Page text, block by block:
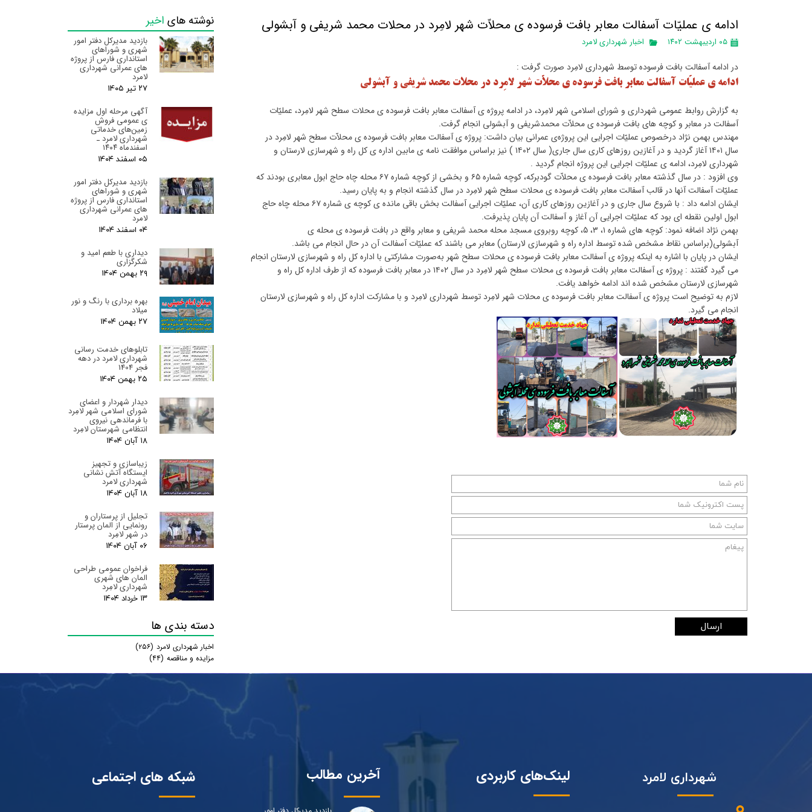
ادامه ی عملیّات آسفالت معابر بافت فرسوده ی محلاّت شهر لامِرد در محلات محمد شریفی و آبشولی
۰۵ اردیبهشت ۱۴۰۲ اخبار شهرداری لامرد
در ادامه آسفالت بافت فرسوده توسط شهرداری لامِرد صورت گرفت :
ادامه ی عملیّات آسفالت معابر بافت فرسوده ی محلاّت شهر لامِرد در محلات محمد شریفی و آبشولی
به گزارش روابط عمومی شهرداری و شورای اسلامی شهر لامِرد، در ادامه پروژه ی آسفالت معابر بافت فرسوده ی محلات سطح شهر لامِرد، عملیّات
آسفالت در معابر و کوچه های بافت فرسوده ی محلاّت محمدشریفی و آبشولی انجام گرفت.
مهندس بهمن نژاد درخصوص عملیّات اجرایی این پروژه‌ی عمرانی بیان داشت: پروژه ی آسفالت معابر بافت فرسوده ی محلاّت سطح شهر لامِرد در
سال ۱۴۰۱ آغاز گردید و در آغازین روزهای کاری سال جاری( سال ۱۴۰۲ ) نیز براساس موافقت نامه ی مابین اداره ی کل راه و شهرسازی لارستان و
شهرداری لامِرد، ادامه ی عملیّات اجرایی این پروژه انجام گردید .
وی افزود : در سال گذشته معابر بافت فرسوده ی محلاّت گودبرکه، کوچه شماره ۶۵ و بخشی از کوچه شماره ۶۷ محله چاه حاج ابول معابری بودند که
عملیّات آسفالت آنها در قالب آسفالت معابر بافت فرسوده ی محلات سطح شهر لامِرد در سال گذشته انجام و به پایان رسید.
ایشان ادامه داد : با شروع سال جاری و در آغازین روزهای کاری آن، عملیّات اجرایی آسفالت بخش باقی مانده ی کوچه ی شماره ۶۷ محله چاه حاج
ابول اولین نقطه ای بود که عملیّات اجرایی آن آغاز و آسفالت آن پایان پذیرفت.
بهمن نژاد اضافه نمود: کوچه های شماره ۱، ۳، ۵، کوچه روبروی مسجد محله محمد شریفی و معابر واقع در بافت فرسوده ی محله ی
آبشولی(براساس نقاط مشخص شده توسط اداره راه و شهرسازی لارستان) معابر می باشند که عملیّات آسفالت آن در حال انجام می باشد.
ایشان در پایان با اشاره به اینکه پروژه ی آسفالت معابر بافت فرسوده ی محلات سطح شهر به‌صورت مشارکتی با اداره کل راه و شهرسازی لارستان انجام
می گیرد گفتند : پروژه ی آسفالت معابر بافت فرسوده ی محلات سطح شهر لامِرد در سال ۱۴۰۲ در معابر بافت فرسوده که از طرف اداره کل راه و
شهرسازی لارستان مشخص شده اند ادامه خواهد یافت.
لازم به توضیح است پروژه ی آسفالت معابر بافت فرسوده ی محلات شهر لامِرد توسط شهرداری لامِرد و با مشارکت اداره کل راه و شهرسازی لارستان
انجام می گیرد.
ارسال
نوشته های اخیر
بازدید مدیرکل دفتر امور
شهری و شوراهای
استانداری فارس از پروژه
های عمرانی شهرداری
لامرد
۲۷ تیر ۰۵
آگهی مرحله اول مزایده
ی عمومی فروش
زمین‌های خدماتی
شهرداری لامرد ـ
اسفندماه ۱۴۰۴
۰۵ اسفند ۰۴
بازدید مدیرکل دفتر امور
شهری و شوراهای
استانداری فارس از پروژه
های عمرانی شهرداری
لامرد
۰۴ اسفند ۰۴
دیداری با طعم امید و
شکرگزاری
۲۹ بهمن ۰۴
بهره برداری با رنگ و نور
میلاد
۲۷ بهمن ۰۴
تابلوهای خدمت رسانی
شهرداری لامرد در دهه
فجر 1404
۲۵ بهمن ۰۴
دیدار شهردار و اعضای
شورای اسلامی شهر لامِرد
با فرماندهی نیروی
انتظامی شهرستان لامِرد
۱۸ آبان ۰۴
زیباسازی و تجهیز
ایستگاه آتش نشانی
شهرداری لامرد
۱۸ آبان ۰۴
تجلیل از پرستاران و
رونمایی از المان پرستار
در شهر لامِرد
۰۶ آبان ۰۴
فراخوان عمومی طراحی
المان های شهری
شهرداری لامِرد
۱۳ خرداد ۰۴
دسته بندی ها
اخبار شهرداری لامرد (۲۵۶)
مزایده و مناقصه (۴۴)
شهرداری لامرد لینک‌های کاربردی آخرین مطالب شبکه های اجتماعی